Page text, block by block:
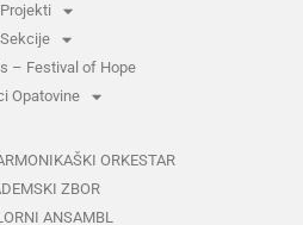
Projekti
Sekcije
– Festival of Hope
Opatovine
ORKESTAR
ZBOR
ANSAMBL